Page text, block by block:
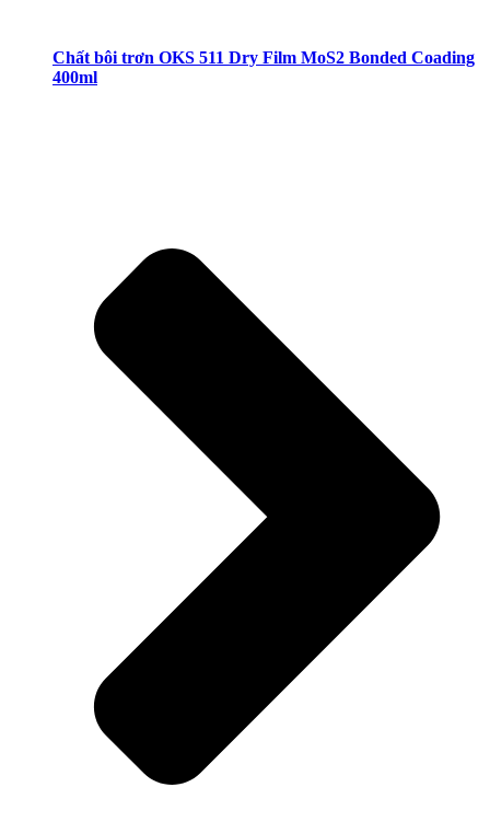
Chất bôi trơn OKS 511 Dry Film MoS2 Bonded Coading
400ml